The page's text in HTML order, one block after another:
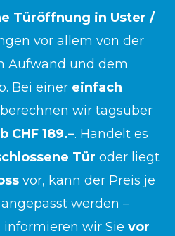
Türöffnung in Uster /
vor allem von der
Aufwand und dem
Bei einer einfach
berechnen wir tagsüber
CHF 189.–. Handelt es
Tür oder liegt
vor, kann der Preis je
werden –
wir Sie vor